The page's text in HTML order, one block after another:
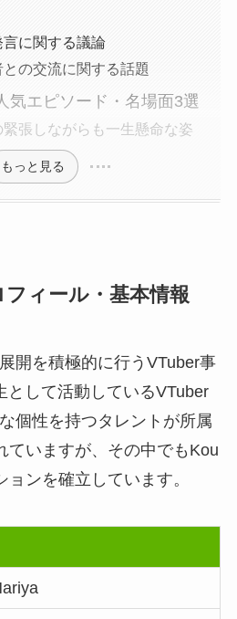
に関する議論
の交流に関する話題
気エピソード・名場面3選
張しながらも一生懸命な姿
もっと見る
ィール・基本情報
開を積極的に行うVTuber事
として活動しているVTuber
個性を持つタレントが所属
ていますが、その中でもKou
ンを確立しています。